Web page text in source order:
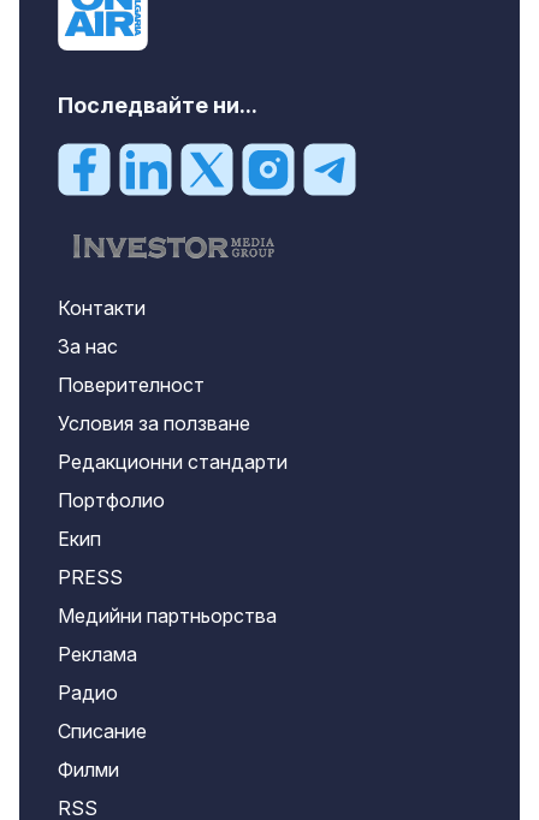
Последвайте ни...
Контакти
За нас
Поверителност
Условия за ползване
Редакционни стандарти
Портфолио
Екип
PRESS
Медийни партньорства
Реклама
Радио
Списание
Филми
RSS